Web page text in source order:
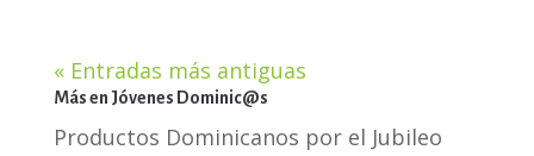
« Entradas más antiguas
Más en Jóvenes Dominic@s
Productos Dominicanos por el Jubileo